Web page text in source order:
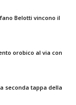
Belotti vincono il
orobico al via con
seconda tappa della